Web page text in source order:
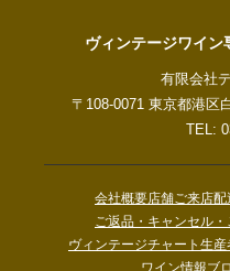
ヴィンテージワイン
有限会社
〒108-0071 東京都港区
TEL:
会社概要店舗ご来店配
ご返品・キャンセル・
ヴィンテージチャート 生産
ワイン情報ブ